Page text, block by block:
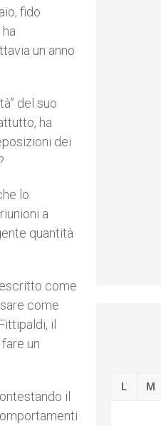
fido
un anno
del suo
ha
dei
lo
a
quantità
come
come
il
un
il
L M